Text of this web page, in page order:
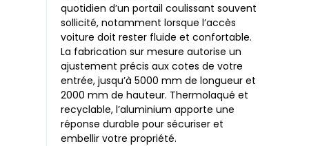
quotidien d’un portail coulissant souvent
sollicité, notamment lorsque l’accès
voiture doit rester fluide et confortable.
La fabrication sur mesure autorise un
ajustement précis aux cotes de votre
entrée, jusqu’à 5000 mm de longueur et
2000 mm de hauteur. Thermolaqué et
recyclable, l’aluminium apporte une
réponse durable pour sécuriser et
embellir votre propriété.